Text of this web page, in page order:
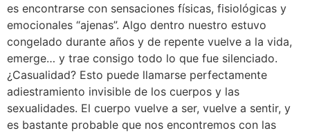
es encontrarse con sensaciones físicas, fisiológicas y
emocionales “ajenas”. Algo dentro nuestro estuvo
congelado durante años y de repente vuelve a la vida,
emerge… y trae consigo todo lo que fue silenciado.
¿Casualidad? Esto puede llamarse perfectamente
adiestramiento invisible de los cuerpos y las
sexualidades. El cuerpo vuelve a ser, vuelve a sentir, y
es bastante probable que nos encontremos con las